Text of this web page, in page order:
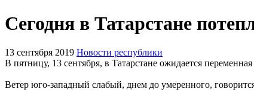
Сегодня в Татарстане
13 сентября 2019 Новости республики
В пятницу, 13 сентября, в Татарстане ожидается
Ветер юго-западный слабый, днем до умеренного,